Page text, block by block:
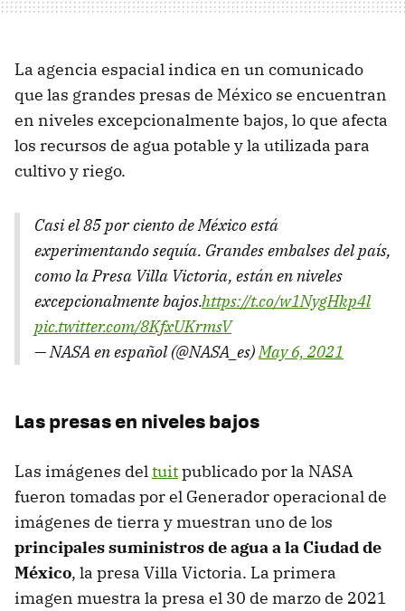
La agencia espacial indica en un comunicado
que las grandes presas de México se encuentran
en niveles excepcionalmente bajos, lo que afecta
los recursos de agua potable y la utilizada para
cultivo y riego.
Casi el 85 por ciento de México está
experimentando sequía. Grandes embalses del país,
como la Presa Villa Victoria, están en niveles
excepcionalmente bajos.https://t.co/w1NygHkp4l
pic.twitter.com/8KfxUKrmsV
— NASA en español (@NASA_es)May 6, 2021
Las presas en niveles bajos
Las imágenes deltuitpublicado por la NASA
fueron tomadas por el Generador operacional de
imágenes de tierra y muestran uno de los
principales suministros de agua a la Ciudad de
México, la presa Villa Victoria. La primera
imagen muestra la presa el 30 de marzo de 2021